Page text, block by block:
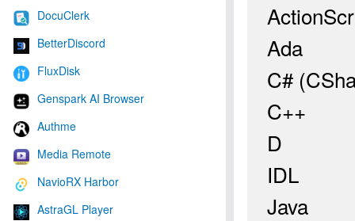
DocuClerk
BetterDiscord
FluxDisk
Genspark AI Browser
Authme
Media Remote
NavioRX Harbor
AstraGL Player
Ada
C#
C++
D
IDL
Java